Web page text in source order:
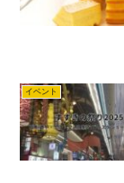
イベント